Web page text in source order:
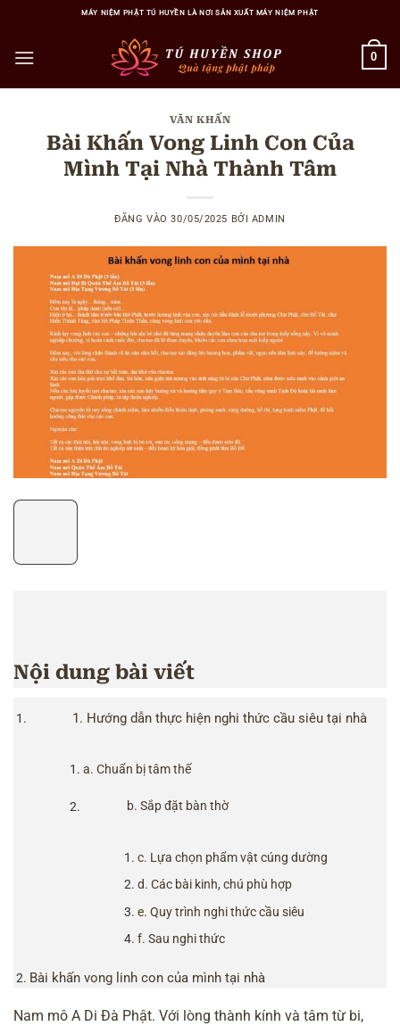
nội
MÁY NIỆM PHẬT TÚ HUYỀN LÀ NƠI SẢN XUẤT MÁY NIỆM PHẬT
0
VĂN KHẤN
Bài Khấn Vong Linh Con Của
Mình Tại Nhà Thành Tâm
ĐĂNG VÀO30/05/2025 BỞI ADMIN
Nội dung bài viết
1. Hướng dẫn thực hiện nghi thức cầu siêu tại nhà
a. Chuẩn bị tâm thế
b. Sắp đặt bàn thờ
c. Lựa chọn phẩm vật cúng dường
d. Các bài kinh, chú phù hợp
e. Quy trình nghi thức cầu siêu
f. Sau nghi thức
Bài khấn vong linh con của mình tại nhà
Nam mô A Di Đà Phật. Với lòng thành kính và tâm từ bi,